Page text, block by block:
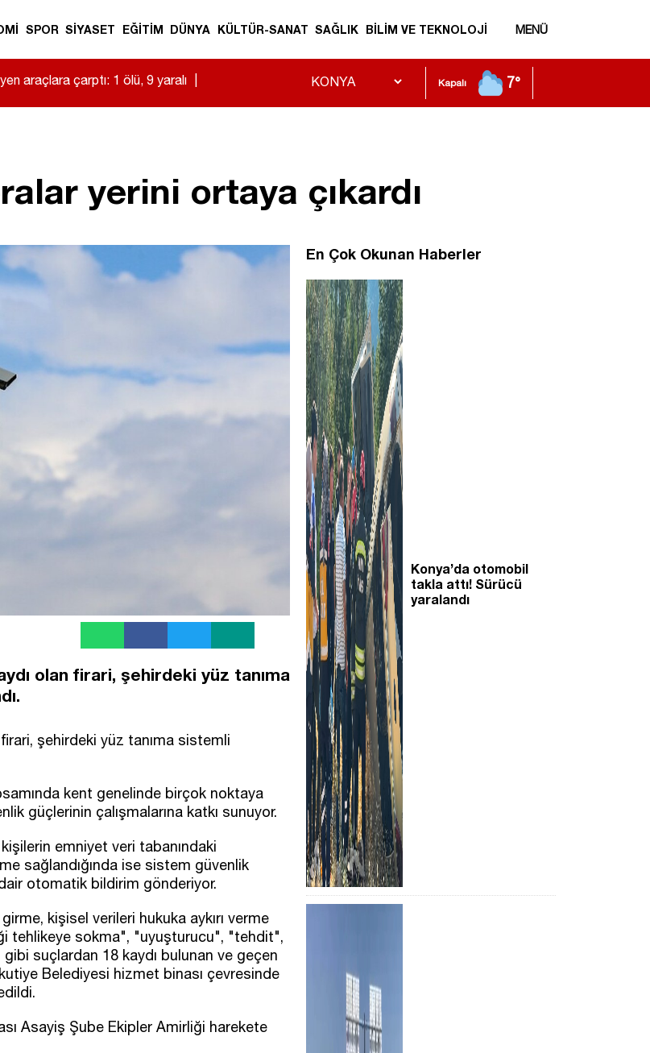
SPOR SİYASET EĞİTİM DÜNYA KÜLTÜR-SANAT SAĞLIK BİLİM VE TEKNOLOJİ MENÜ
araçlara çarptı: 1 ölü, 9 yaralı Kapalı 7°
yerini ortaya çıkardı
olan firari, şehirdeki yüz tanıma
şehirdeki yüz tanıma sistemli
kent genelinde birçok noktaya
güçlerinin çalışmalarına katkı sunuyor.
emniyet veri tabanındaki
sağlandığında ise sistem güvenlik
otomatik bildirim gönderiyor.
kişisel verileri hukuka aykırı verme
tehlikeye sokma", "uyuşturucu", "tehdit",
suçlardan 18 kaydı bulunan ve geçen
Belediyesi hizmet binası çevresinde
Asayiş Şube Ekipler Amirliği harekete
En Çok Okunan Haberler
Konya’da otomobil
takla attı! Sürücü
yaralandı